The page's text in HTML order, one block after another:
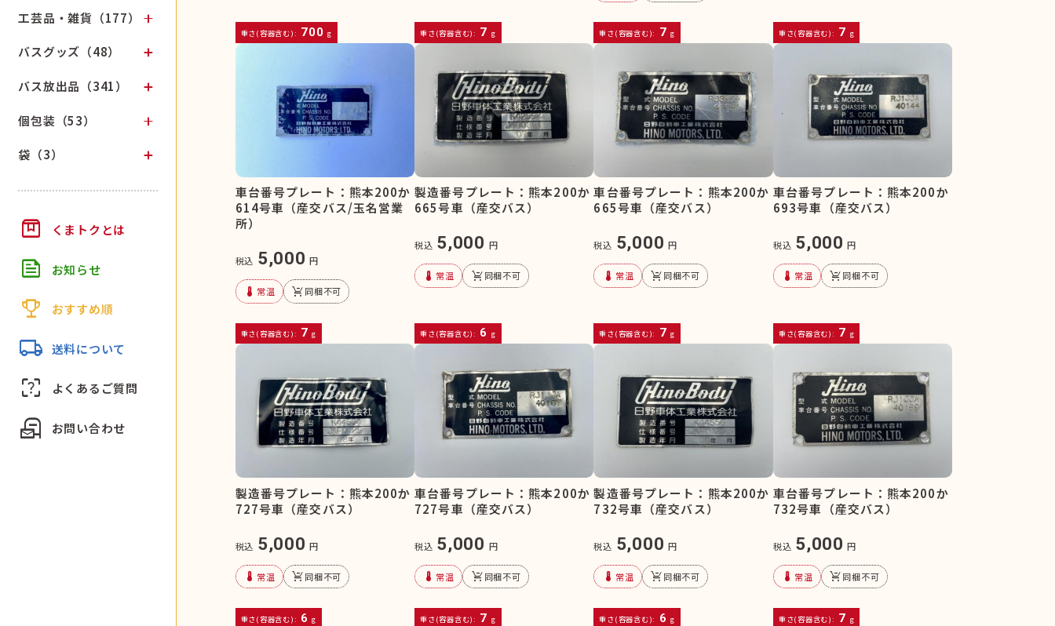
工芸品・雑貨（177）
バスグッズ（48）
バス放出品（341）
個包装（53）
袋（3）
box くまトクとは
feed お知らせ
trophy おすすめ順
local_shipping 送料について
indeterminate_question_box よくあるご質問
local_post_office お問い合わせ
重さ(容器含む): 700 g 重さ(容器含む): 7 g 重さ(容器含む): 7 g 重さ(容器含む): 7 g
車台番号プレート：熊本200か
614号車（産交バス/玉名営業
所）
税込 5,000 円
device_thermostat 常温 remove_shopping_cart同梱不可
重さ(容器含む): 7 g
製造番号プレート：熊本200か
665号車（産交バス）
税込 5,000 円
device_thermostat 常温 remove_shopping_cart同梱不可
重さ(容器含む): 6 g
車台番号プレート：熊本200か
665号車（産交バス）
税込 5,000 円
device_thermostat 常温 remove_shopping_cart同梱不可
重さ(容器含む): 7 g
車台番号プレート：熊本200か
693号車（産交バス）
税込 5,000 円
device_thermostat 常温 remove_shopping_cart同梱不可
重さ(容器含む): 7 g
製造番号プレート：熊本200か
727号車（産交バス）
税込 5,000 円
device_thermostat 常温 remove_shopping_cart同梱不可
重さ(容器含む): 6 g
車台番号プレート：熊本200か
727号車（産交バス）
税込 5,000 円
device_thermostat 常温 remove_shopping_cart同梱不可
重さ(容器含む): 7 g
製造番号プレート：熊本200か
732号車（産交バス）
税込 5,000 円
device_thermostat 常温 remove_shopping_cart同梱不可
重さ(容器含む): 6 g
車台番号プレート：熊本200か
732号車（産交バス）
税込 5,000 円
device_thermostat 常温 remove_shopping_cart同梱不可
重さ(容器含む): 7 g